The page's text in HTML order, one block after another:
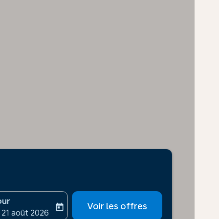
aria-labelreturn-date-aria-label
août 2026
today Voir les offres